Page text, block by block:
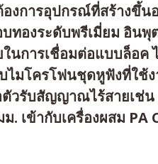
งการอุปกรณ์ที่สร้างขึ้น
ทองระดับพรีเมี่ยม อิน
นการเชื่อมต่อแบบล็อค
ไมโครโฟนชุดหูฟังที่ใช้
วรับสัญญาณไร้สายเช่
ม. เข้ากับเครื่องผสม